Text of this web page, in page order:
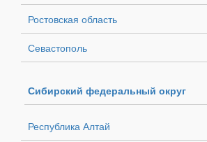
Ростовская область
Севастополь
Сибирский федеральный округ
Республика Алтай